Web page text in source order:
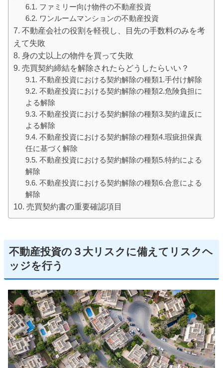
ファミリー向け物件の不動産投資
ワンルームマンションの不動産投資
不動産会社の役割を軽視し、目先の手数料のみを考
えて失敗
身の丈以上の物件を買って失敗
売買契約締結を解除されたらどうしたらいい？
不動産投資における契約解除の種類1.手付け解除
不動産投資における契約解除の種類2.危険負担に
よる解除
不動産投資における契約解除の種類3.契約違反に
よる解除
不動産投資における契約解除の種類4.瑕疵担保責
任に基づく解除
不動産投資における契約解除の種類5.特約による
解除
不動産投資における契約解除の種類6.合意による
解除
売買契約書の重要確認項目
不動産投資の３大リスクに備えてリスクヘ
ッジを行う